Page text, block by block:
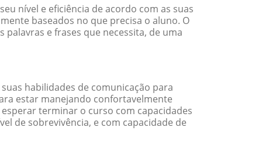
nível e eficiência de acordo com as suas
baseados no que precisa o aluno. O
e frases que necessita, de uma
habilidades de comunicação para
estar manejando confortavelmente
terminar o curso com capacidades
de sobrevivência, e com capacidade de